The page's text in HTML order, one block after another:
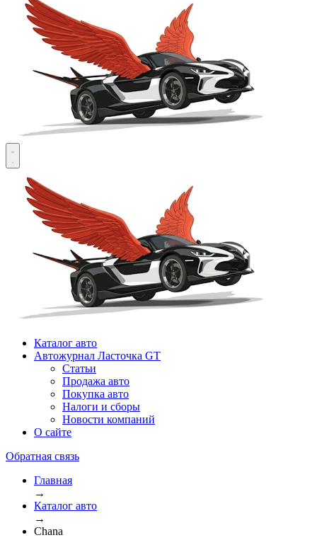
Каталог авто
Автожурнал Ласточка GT
Статьи
Продажа авто
Покупка авто
Налоги и сборы
Новости компаний
О сайте
Обратная связь
Главная
→
Каталог авто
→
Chana